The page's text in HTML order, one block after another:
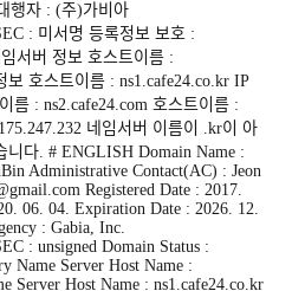
행자 : (주)가비아
: 미서명 등록정보 보호 :
서버 정보 호스트이름 :
보 호스트이름 : ns1.cafe24.co.kr IP
름 : ns2.cafe24.com 호스트이름 :
네임서버 이름이 .kr이 아
니다. # ENGLISH Domain Name :
Administrative Contact(AC) : Jeon
Registered Date : 2017.
06. 04. Expiration Date : 2026. 12.
: Gabia, Inc.
: unsigned Domain Status :
Name Server Host Name :
Server Host Name : ns1.cafe24.co.kr